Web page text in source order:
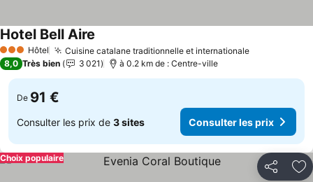
3 ÉtoilesHôtel Cuisine catalane traditionnelle et internationaleConsulter
Hotel Bell Aire
8,0 Très bien 3 021 à 0.2 km de : Centre-ville
De 91 €
Consulter les prix de 3 sites Consulter les prix
Partager
Choix populaire